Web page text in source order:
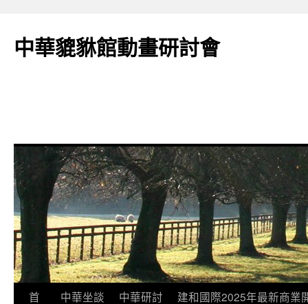
主
中華貔貅館動畫研討會
首
中華坐談
中華研討
建和國際2025年最新商業